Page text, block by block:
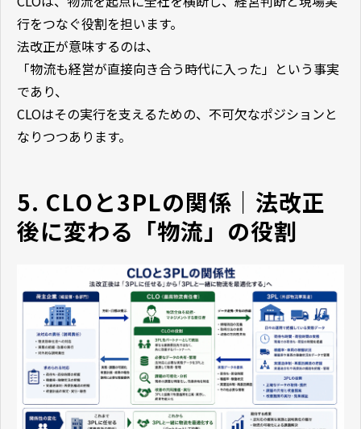
行をつなぐ役割を担います。
法改正が意味するのは、
「物流も経営が直接向き合う時代に入った」という事実
であり、
CLOはその実行を支えるための、不可欠なポジションと
なりつつあります。
5. CLOと3PLの関係｜法改正
後に変わる「物流」の役割